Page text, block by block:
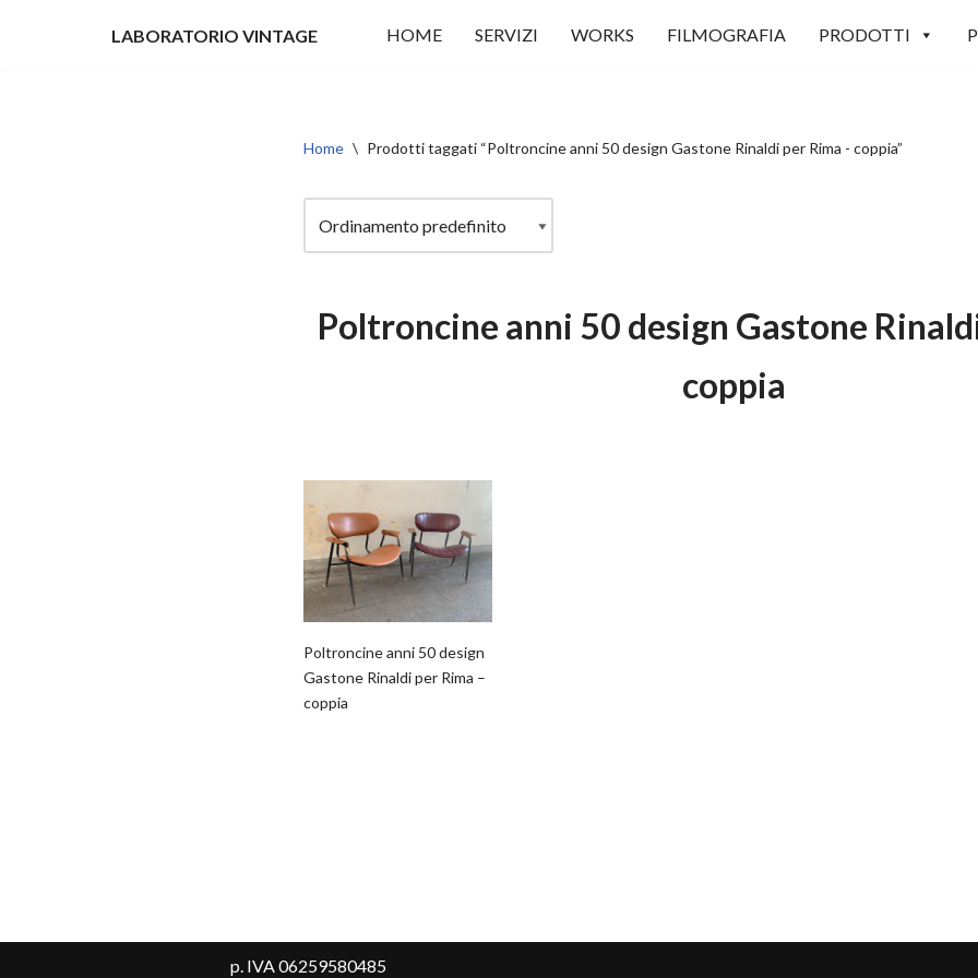
LABORATORIO VINTAGE HOME SERVIZI WORKS FILMOGRAFIA PRODOTTI
Home \ Prodotti taggati “Poltroncine anni 50 design Gastone Rinaldi per Rima - coppia”
Poltroncine anni 50 design Gastone
coppia
Poltroncine anni 50 design
Gastone Rinaldi per Rima –
coppia
p. IVA 06259580485